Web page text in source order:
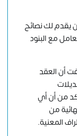
يقدم لك نصائح
مع البنود
أن العقد
من أن أي
من
المعنية.